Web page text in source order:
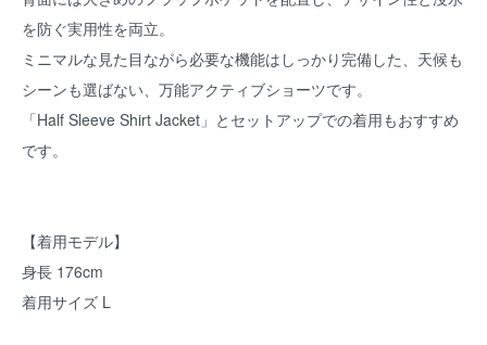
を防ぐ実用性を両立。
ミニマルな見た目ながら必要な機能はしっかり完備した、天候も
シーンも選ばない、万能アクティブショーツです。
「Half Sleeve Shirt Jacket」とセットアップでの着用もおすすめ
です。
【着用モデル】
身長 176cm
着用サイズ L